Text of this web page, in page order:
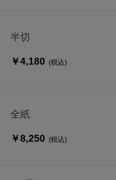
半切
￥4,180 (税込)
全紙
￥8,250 (税込)